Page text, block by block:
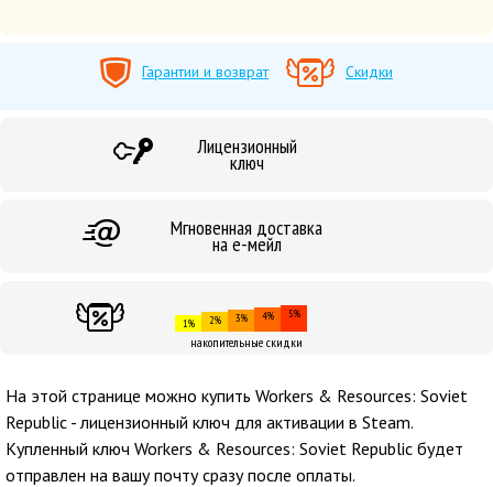
Гарантии и возврат Скидки
Лицензионный
ключ
Мгновенная доставка
на е-мейл
1% 2% 3% 4% 5%
накопительные скидки
На этой странице можно купить Workers & Resources: Soviet
Republic - лицензионный ключ для активации в Steam.
Купленный ключ Workers & Resources: Soviet Republic будет
отправлен на вашу почту сразу после оплаты.